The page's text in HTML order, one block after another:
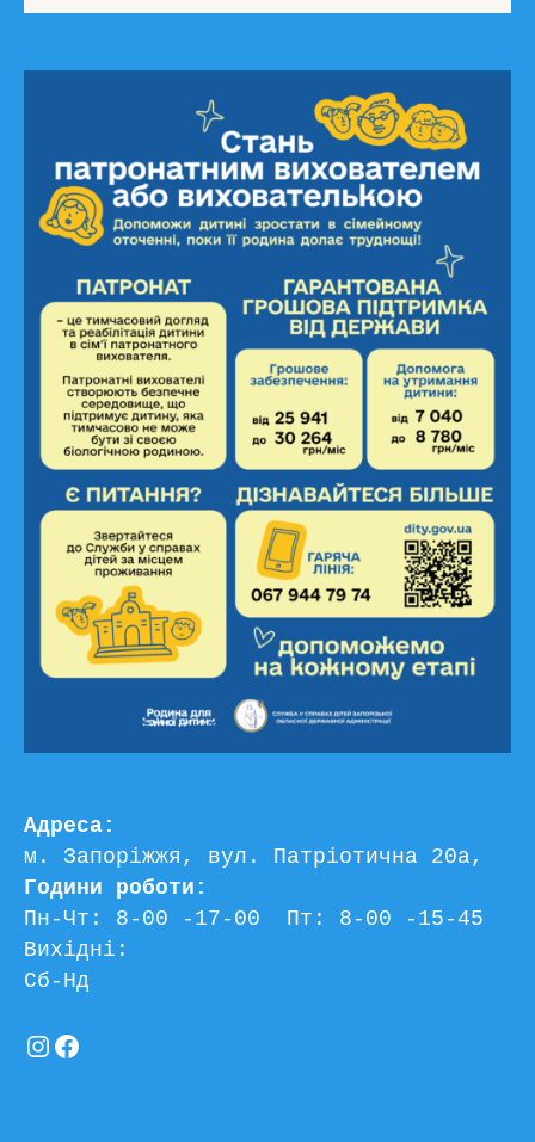
Адреса:
м. Запоріжжя, вул. Патріотична 20а,
Години роботи:
Пн-Чт: 8-00 -17-00  Пт: 8-00 -15-45
Вихідні:
Сб-Нд
Instagram
Facebook